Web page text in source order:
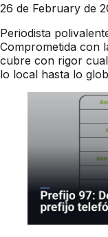
26 de February de
Periodista
Comprometida con
cubre con rigor
lo local hasta lo